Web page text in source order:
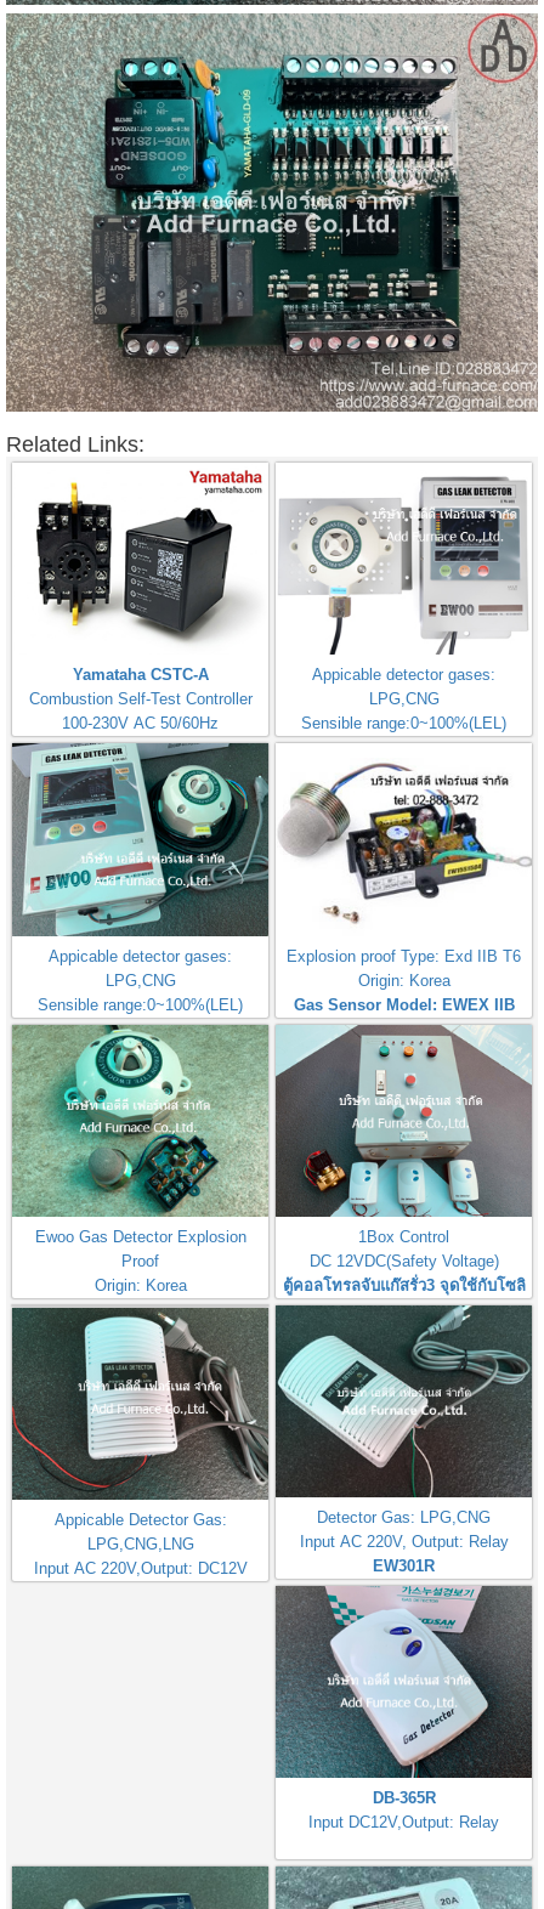
Related Links:
Yamataha CSTC-A
Combustion Self-Test Controller
100-230V AC 50/60Hz
Appicable detector gases:
LPG,CNG
Sensible range:0~100%(LEL)
Origin: Korea
Gas Leak Detector EW401
Appicable detector gases:
LPG,CNG
Sensible range:0~100%(LEL)
Origin: Korea
Gas Leak Detector EW403
Explosion proof Type: Exd IIB T6
Origin: Korea
Gas Sensor Model: EWEX IIB
100
Ewoo Gas Detector Explosion
Proof
Origin: Korea
EW401 Sensor Gas Leak
Detector Sensor
1Box Control
DC 12VDC(Safety Voltage)
ตู้คอลโทรลจับแก๊สรั่ว3 จุดใช้กับโซลิ
นอยวาล์ว
Appicable Detector Gas:
LPG,CNG,LNG
Input AC 220V,Output: DC12V
Detector Gas: LPG,CNG
Input AC 220V, Output: Relay
EW301R
DB-365R
Input DC12V,Output: Relay